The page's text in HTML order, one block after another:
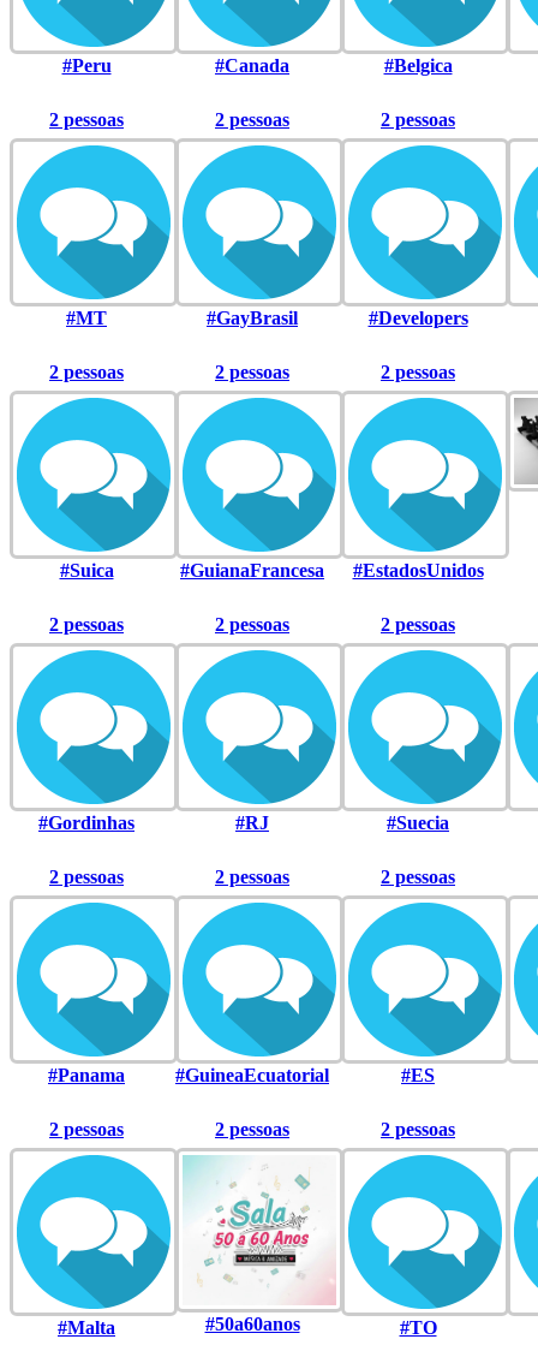
#Peru #Canada #Belgica
2 pessoas
#MT
2 pessoas
#GayBrasil
2 pessoas
#Developers
2 pessoas
#Suica
2 pessoas
#GuianaFrancesa
2 pessoas
#EstadosUnidos
2 pessoas
#Gordinhas
2 pessoas
#RJ
2 pessoas
#Suecia
2 pessoas
#Panama
2 pessoas
#GuineaEcuatorial
2 pessoas
#ES
2 pessoas
#Malta
2 pessoas
#50a60anos
2 pessoas
#TO